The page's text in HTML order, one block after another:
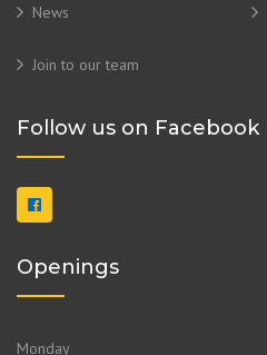
News
Join to our team
Follow us on Facebook
Openings
Monday